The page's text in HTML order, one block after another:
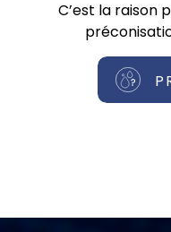
C’est la raison